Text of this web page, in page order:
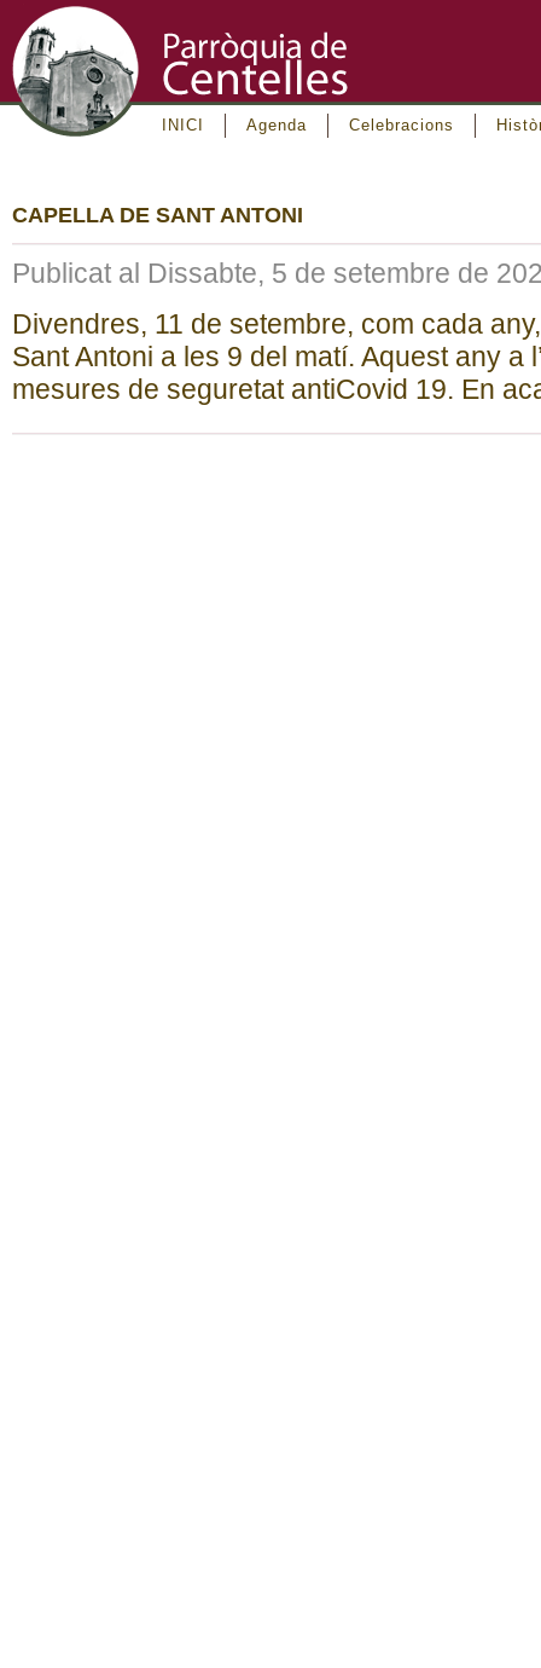
INICI Agenda Celebracions
CAPELLA DE SANT ANTONI
Publicat al Dissabte, 5 de setembre de
Divendres, 11 de setembre, com cada
Sant Antoni a les 9 del matí. Aquest any a
mesures de seguretat antiCovid 19. En